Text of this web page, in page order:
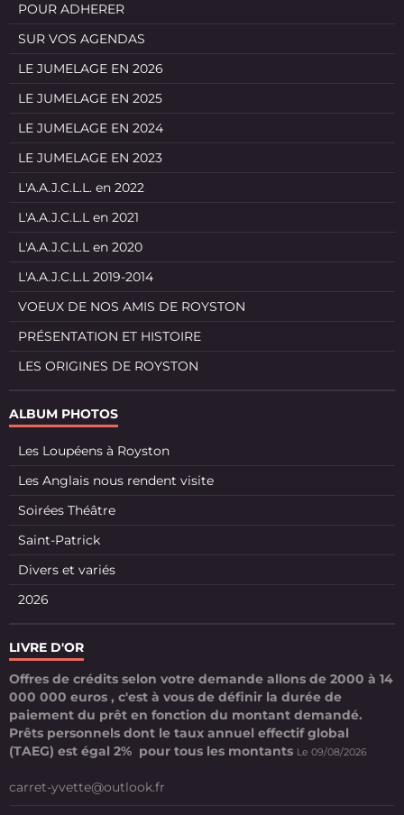
POUR ADHERER
SUR VOS AGENDAS
LE JUMELAGE EN 2026
LE JUMELAGE EN 2025
LE JUMELAGE EN 2024
LE JUMELAGE EN 2023
L'A.A.J.C.L.L. en 2022
L'A.A.J.C.L.L en 2021
L'A.A.J.C.L.L en 2020
L'A.A.J.C.L.L 2019-2014
VOEUX DE NOS AMIS DE ROYSTON
PRÉSENTATION ET HISTOIRE
LES ORIGINES DE ROYSTON
ALBUM PHOTOS
Les Loupéens à Royston
Les Anglais nous rendent visite
Soirées Théâtre
Saint-Patrick
Divers et variés
2026
LIVRE D'OR
Offres de crédits selon votre demande allons de 2000 à 14
000 000 euros , c'est à vous de définir la durée de
paiement du prêt en fonction du montant demandé.
Prêts personnels dont le taux annuel effectif global
(TAEG) est égal 2% pour tous les montants Le 09/08/2026
carret-yvette@outlook.fr